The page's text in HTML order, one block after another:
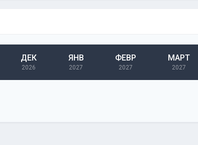
ДЕК
2026
ЯНВ
2027
ФЕВР
2027
МАРТ
2027